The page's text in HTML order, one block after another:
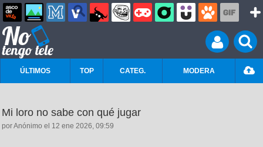
ÚLTIMOS TOP CATEG. MODERA
Mi loro no sabe con qué jugar
por Anónimo el 12 ene 2026, 09:59